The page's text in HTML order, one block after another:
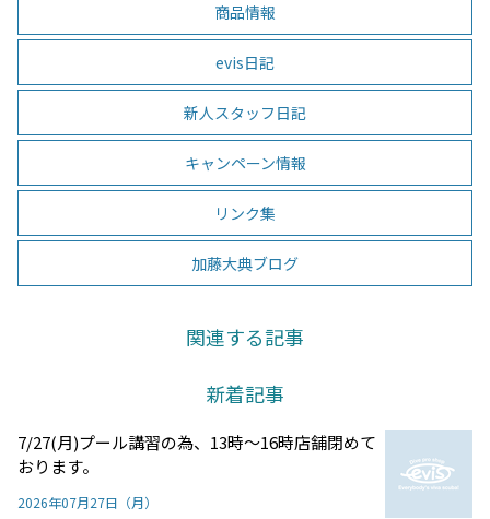
商品情報
evis日記
新人スタッフ日記
キャンペーン情報
リンク集
加藤大典ブログ
関連する記事
新着記事
7/27(月)プール講習の為、13時～16時店舗閉めて
おります。
2026年07月27日（月）